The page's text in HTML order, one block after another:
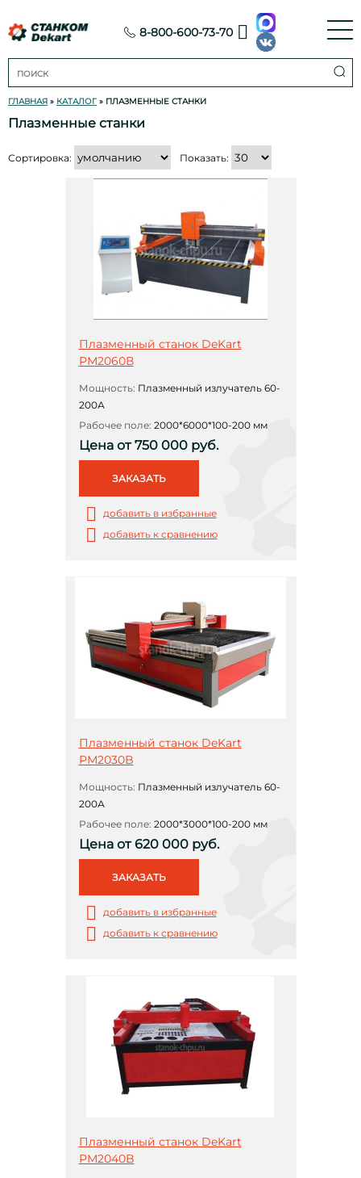
8-800-600-73-70
ГЛАВНАЯ » КАТАЛОГ » ПЛАЗМЕННЫЕ СТАНКИ
Плазменные станки
Сортировка: Показать:
Плазменный станок DeKart
РМ2060В
Мощность: Плазменный излучатель 60-
200А
Рабочее поле: 2000*6000*100-200 мм
Цена от 750 000 руб.
ЗАКАЗАТЬ
добавить в избранные
добавить к сравнению
Плазменный станок DeKart
РМ2030B
Мощность: Плазменный излучатель 60-
200А
Рабочее поле: 2000*3000*100-200 мм
Цена от 620 000 руб.
ЗАКАЗАТЬ
добавить в избранные
добавить к сравнению
Плазменный станок DeKart
РМ2040B